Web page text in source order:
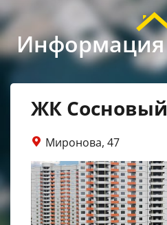
Информация
ЖК
Миронова, 47